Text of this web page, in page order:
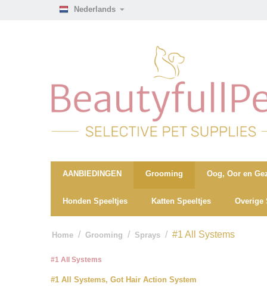
Nederlands
AANBIEDINGEN Grooming Oog, Oor en
Honden Speeltjes Katten Speeltjes Overige
Home / Grooming / Sprays / #1 All Systems
#1 All Systems
#1 All Systems, Got Hair Action System